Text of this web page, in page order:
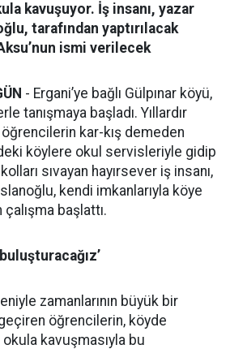
kavuşuyor. İş insanı, yazar
tarafından yaptırılacak
ismi verilecek
- Ergani’ye bağlı Gülpınar köyü,
tanışmaya başladı. Yıllardır
kar-kış demeden
köylere okul servisleriyle gidip
sıvayan hayırsever iş insanı,
kendi imkanlarıyla köye
başlattı.
zamanlarının büyük bir
öğrencilerin, köyde
okula kavuşmasıyla bu